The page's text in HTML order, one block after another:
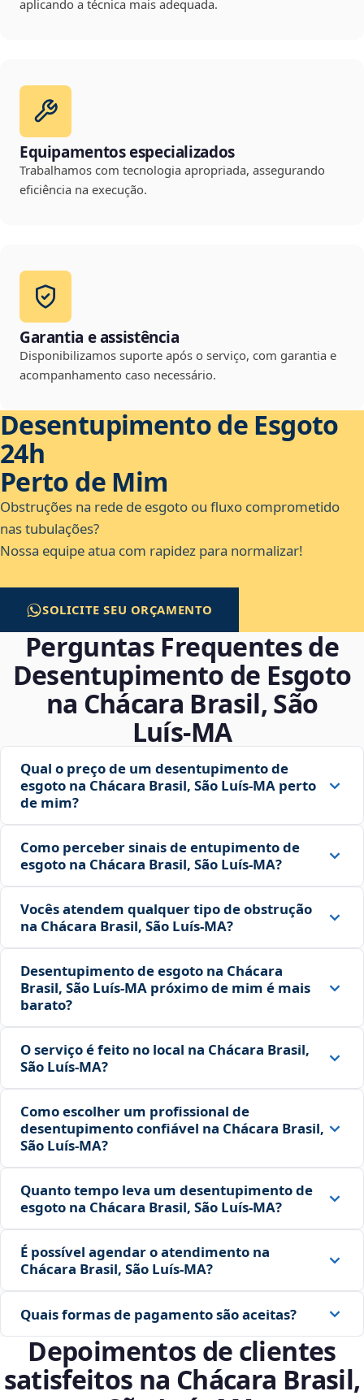
aplicando a técnica mais adequada.
Equipamentos especializados
Trabalhamos com tecnologia apropriada, assegurando
eficiência na execução.
Garantia e assistência
Disponibilizamos suporte após o serviço, com garantia e
acompanhamento caso necessário.
Desentupimento de Esgoto
24h
Perto de Mim
Obstruções na rede de esgoto ou fluxo comprometido
nas tubulações?
Nossa equipe atua com rapidez para normalizar!
SOLICITE SEU ORÇAMENTO
Perguntas Frequentes de
Desentupimento de Esgoto
na Chácara Brasil, São
Luís‑MA
Qual o preço de um desentupimento de
esgoto na Chácara Brasil, São Luís‑MA perto
de mim?
Como perceber sinais de entupimento de
esgoto na Chácara Brasil, São Luís‑MA?
Vocês atendem qualquer tipo de obstrução
na Chácara Brasil, São Luís‑MA?
Desentupimento de esgoto na Chácara
Brasil, São Luís‑MA próximo de mim é mais
barato?
O serviço é feito no local na Chácara Brasil,
São Luís‑MA?
Como escolher um profissional de
desentupimento confiável na Chácara Brasil,
São Luís‑MA?
Quanto tempo leva um desentupimento de
esgoto na Chácara Brasil, São Luís‑MA?
É possível agendar o atendimento na
Chácara Brasil, São Luís‑MA?
Quais formas de pagamento são aceitas?
Depoimentos de clientes
satisfeitos na Chácara Brasil,